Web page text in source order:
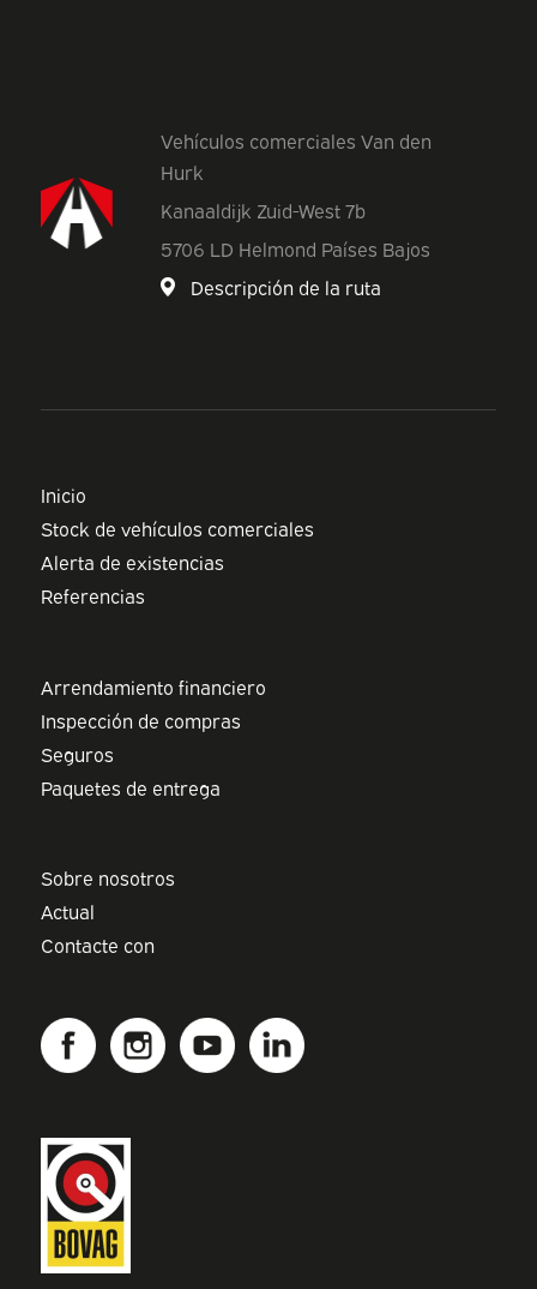
Vehículos comerciales Van den
Hurk
Kanaaldijk Zuid-West 7b
5706 LD Helmond Países Bajos
Descripción de la ruta
Inicio
Stock de vehículos comerciales
Alerta de existencias
Referencias
Arrendamiento financiero
Inspección de compras
Seguros
Paquetes de entrega
Sobre nosotros
Actual
Contacte con